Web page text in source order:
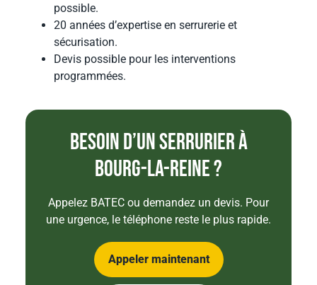
possible.
20 années d’expertise en serrurerie et
sécurisation.
Devis possible pour les interventions
programmées.
Besoin d’un serrurier à
Bourg-la-Reine ?
Appelez BATEC ou demandez un devis. Pour
une urgence, le téléphone reste le plus rapide.
Appeler maintenant